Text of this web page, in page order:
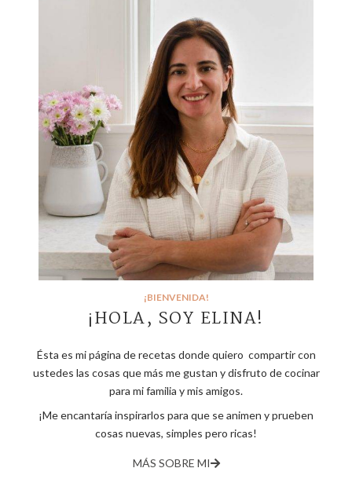
¡BIENVENIDA!
¡HOLA, SOY ELINA!
Ésta es mi página de recetas donde quiero compartir con
ustedes las cosas que más me gustan y disfruto de cocinar
para mi familia y mis amigos.
¡Me encantaría inspirarlos para que se animen y prueben
cosas nuevas, simples pero ricas!
MÁS SOBRE MI